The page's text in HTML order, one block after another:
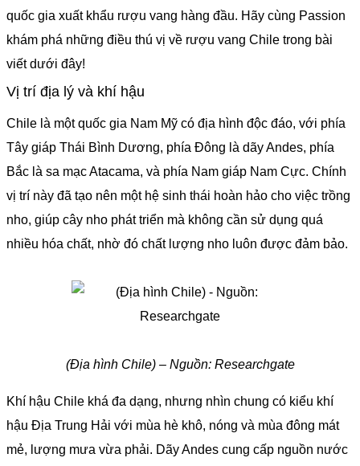
quốc gia xuất khẩu rượu vang hàng đầu. Hãy cùng Passion
khám phá những điều thú vị về rượu vang Chile trong bài
viết dưới đây!
Vị trí địa lý và khí hậu
Chile là một quốc gia Nam Mỹ có địa hình độc đáo, với phía
Tây giáp Thái Bình Dương, phía Đông là dãy Andes, phía
Bắc là sa mạc Atacama, và phía Nam giáp Nam Cực. Chính
vị trí này đã tạo nên một hệ sinh thái hoàn hảo cho việc trồng
nho, giúp cây nho phát triển mà không cần sử dụng quá
nhiều hóa chất, nhờ đó chất lượng nho luôn được đảm bảo.
(Địa hình Chile) – Nguồn: Researchgate
Khí hậu Chile khá đa dạng, nhưng nhìn chung có kiểu khí
hậu Địa Trung Hải với mùa hè khô, nóng và mùa đông mát
mẻ, lượng mưa vừa phải. Dãy Andes cung cấp nguồn nước